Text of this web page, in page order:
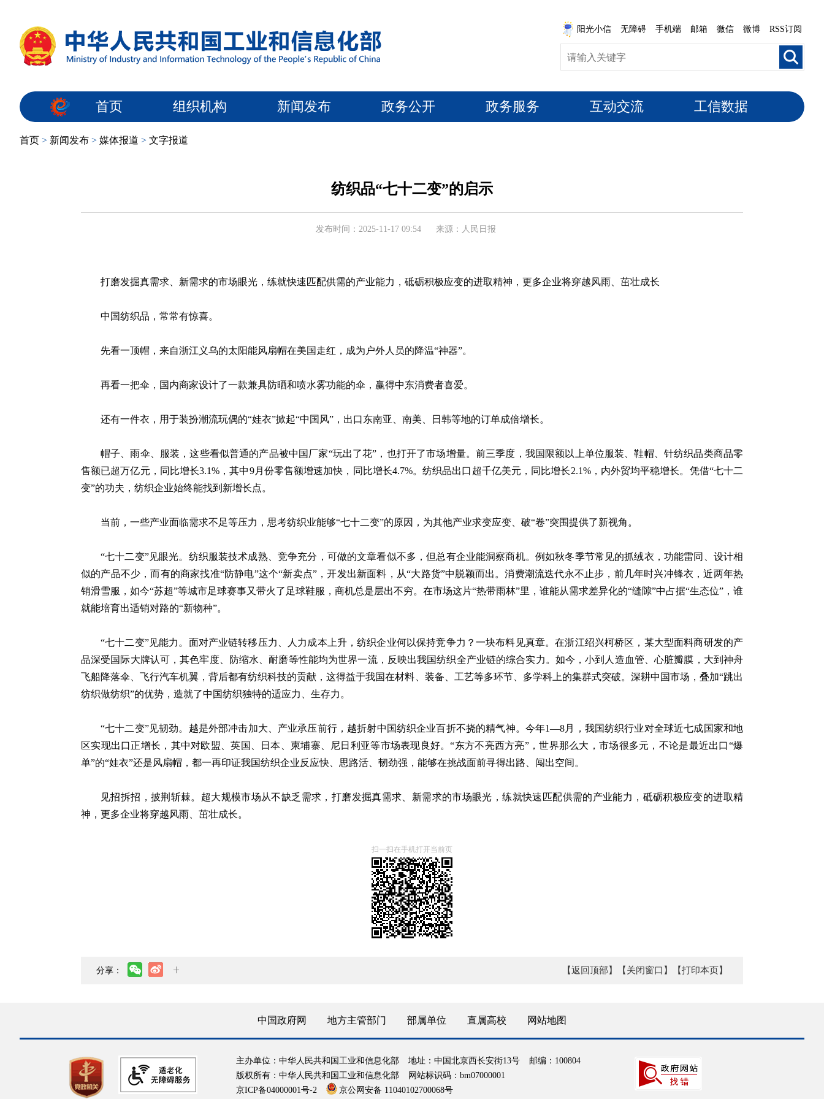
阳光小信 无障碍 手机端 邮箱 微信 微博 RSS订阅
首页 组织机构 新闻发布 政务公开 政务服务 互动交流 工信数据
首页 > 新闻发布 > 媒体报道 > 文字报道
纺织品“七十二变”的启示
发布时间：2025-11-17 09:54 来源：人民日报
打磨发掘真需求、新需求的市场眼光，练就快速匹配供需的产业能力，砥砺积极应变的进取精神，更多企业将穿越风雨、茁壮成长
中国纺织品，常常有惊喜。
先看一顶帽，来自浙江义乌的太阳能风扇帽在美国走红，成为户外人员的降温“神器”。
再看一把伞，国内商家设计了一款兼具防晒和喷水雾功能的伞，赢得中东消费者喜爱。
还有一件衣，用于装扮潮流玩偶的“娃衣”掀起“中国风”，出口东南亚、南美、日韩等地的订单成倍增长。
帽子、雨伞、服装，这些看似普通的产品被中国厂家“玩出了花”，也打开了市场增量。前三季度，我国限额以上单位服装、鞋帽、针纺织品类商品零
售额已超万亿元，同比增长3.1%，其中9月份零售额增速加快，同比增长4.7%。纺织品出口超千亿美元，同比增长2.1%，内外贸均平稳增长。凭借“七十二
变”的功夫，纺织企业始终能找到新增长点。
当前，一些产业面临需求不足等压力，思考纺织业能够“七十二变”的原因，为其他产业求变应变、破“卷”突围提供了新视角。
“七十二变”见眼光。纺织服装技术成熟、竞争充分，可做的文章看似不多，但总有企业能洞察商机。例如秋冬季节常见的抓绒衣，功能雷同、设计相
似的产品不少，而有的商家找准“防静电”这个“新卖点”，开发出新面料，从“大路货”中脱颖而出。消费潮流迭代永不止步，前几年时兴冲锋衣，近两年热
销滑雪服，如今“苏超”等城市足球赛事又带火了足球鞋服，商机总是层出不穷。在市场这片“热带雨林”里，谁能从需求差异化的“缝隙”中占据“生态位”，谁
就能培育出适销对路的“新物种”。
“七十二变”见能力。面对产业链转移压力、人力成本上升，纺织企业何以保持竞争力？一块布料见真章。在浙江绍兴柯桥区，某大型面料商研发的产
品深受国际大牌认可，其色牢度、防缩水、耐磨等性能均为世界一流，反映出我国纺织全产业链的综合实力。如今，小到人造血管、心脏瓣膜，大到神舟
飞船降落伞、飞行汽车机翼，背后都有纺织科技的贡献，这得益于我国在材料、装备、工艺等多环节、多学科上的集群式突破。深耕中国市场，叠加“跳出
纺织做纺织”的优势，造就了中国纺织独特的适应力、生存力。
“七十二变”见韧劲。越是外部冲击加大、产业承压前行，越折射中国纺织企业百折不挠的精气神。今年1—8月，我国纺织行业对全球近七成国家和地
区实现出口正增长，其中对欧盟、英国、日本、柬埔寨、尼日利亚等市场表现良好。“东方不亮西方亮”，世界那么大，市场很多元，不论是最近出口“爆
单”的“娃衣”还是风扇帽，都一再印证我国纺织企业反应快、思路活、韧劲强，能够在挑战面前寻得出路、闯出空间。
见招拆招，披荆斩棘。超大规模市场从不缺乏需求，打磨发掘真需求、新需求的市场眼光，练就快速匹配供需的产业能力，砥砺积极应变的进取精
神，更多企业将穿越风雨、茁壮成长。
扫一扫在手机打开当前页
分享： 【返回顶部】 【关闭窗口】 【打印本页】
中国政府网 地方主管部门 部属单位 直属高校 网站地图
主办单位：中华人民共和国工业和信息化部 地址：中国北京西长安街13号
邮编：100804
版权所有：中华人民共和国工业和信息化部
网站标识码：bm07000001
京ICP备04000001号-2
京公网安备 11040102700068号